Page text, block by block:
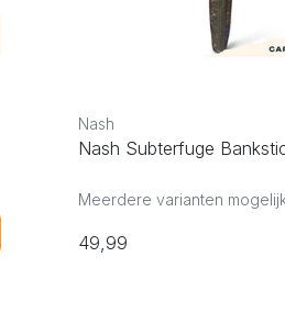
Nash
Nash Subterfuge
Meerdere varianten
49,99